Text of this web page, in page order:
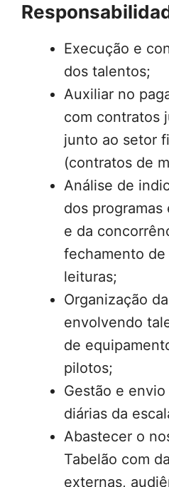
Execução e
dos talentos;
Auxiliar no
com contratos
junto ao setor
(contratos de
Análise de
dos programas
e da
fechamento de
leituras;
Organização
envolvendo
de
pilotos;
Gestão e
diárias da
Abastecer o
Tabelão com
externas,